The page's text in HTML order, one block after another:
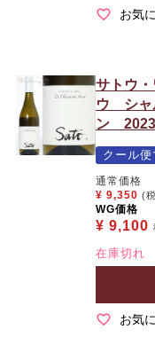
お気
サトウ
ウ シャ
ン 2023
クール
通常価格
¥ 9,350 (
WG価格
¥ 9,100
在庫切れ
お気